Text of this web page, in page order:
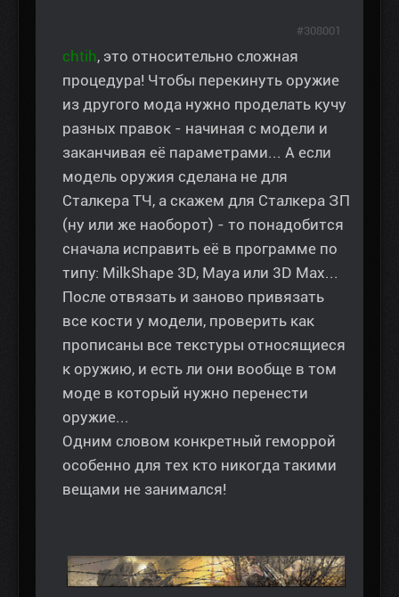
chtih, это относительно сложная
процедура! Чтобы перекинуть оружие
из другого мода нужно проделать кучу
разных правок - начиная с модели и
заканчивая её параметрами... А если
модель оружия сделана не для
Сталкера ТЧ, а скажем для Сталкера ЗП
(ну или же наоборот) - то понадобится
сначала исправить её в программе по
типу: MilkShape 3D, Maya или 3D Max...
После отвязать и заново привязать
все кости у модели, проверить как
прописаны все текстуры относящиеся
к оружию, и есть ли они вообще в том
моде в который нужно перенести
оружие...
Одним словом конкретный геморрой
особенно для тех кто никогда такими
вещами не занимался!
#308001